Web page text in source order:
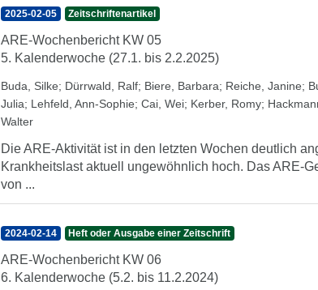
2025-02-05 Zeitschriftenartikel
ARE-Wochenbericht KW 05
5. Kalenderwoche (27.1. bis 2.2.2025)
Buda, Silke; Dürrwald, Ralf; Biere, Barbara; Reiche, Janine;
Julia; Lehfeld, Ann-Sophie; Cai, Wei; Kerber, Romy;
Walter
Die ARE-Aktivität ist in den letzten Wochen deutlich
Krankheitslast aktuell ungewöhnlich hoch. Das ARE-
von ...
2024-02-14 Heft oder Ausgabe einer Zeitschrift
ARE-Wochenbericht KW 06
6. Kalenderwoche (5.2. bis 11.2.2024)